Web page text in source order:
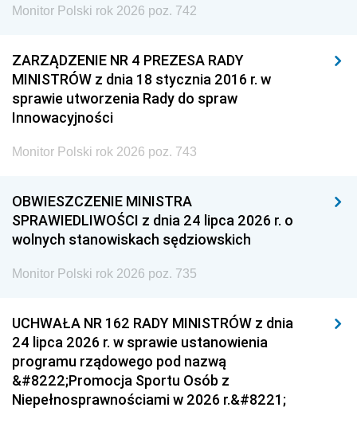
Monitor Polski rok 2026 poz. 742
ZARZĄDZENIE NR 4 PREZESA RADY
MINISTRÓW z dnia 18 stycznia 2016 r. w
sprawie utworzenia Rady do spraw
Innowacyjności
Monitor Polski rok 2026 poz. 743
OBWIESZCZENIE MINISTRA
SPRAWIEDLIWOŚCI z dnia 24 lipca 2026 r. o
wolnych stanowiskach sędziowskich
Monitor Polski rok 2026 poz. 735
UCHWAŁA NR 162 RADY MINISTRÓW z dnia
24 lipca 2026 r. w sprawie ustanowienia
programu rządowego pod nazwą
&#8222;Promocja Sportu Osób z
Niepełnosprawnościami w 2026 r.&#8221;